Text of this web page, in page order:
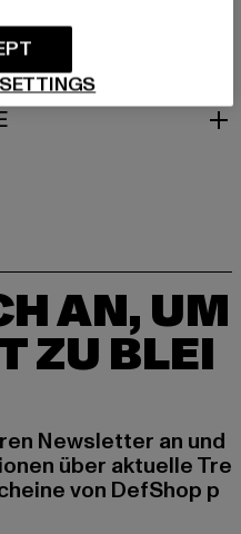
AN, UM
ZU BLEI
Newsletter an und
über aktuelle Tre
von DefShop p